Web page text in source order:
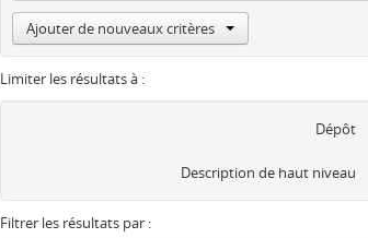
Ajouter de nouveaux critères
Limiter les résultats à :
Dépôt
Description de haut niveau
Filtrer les résultats par :